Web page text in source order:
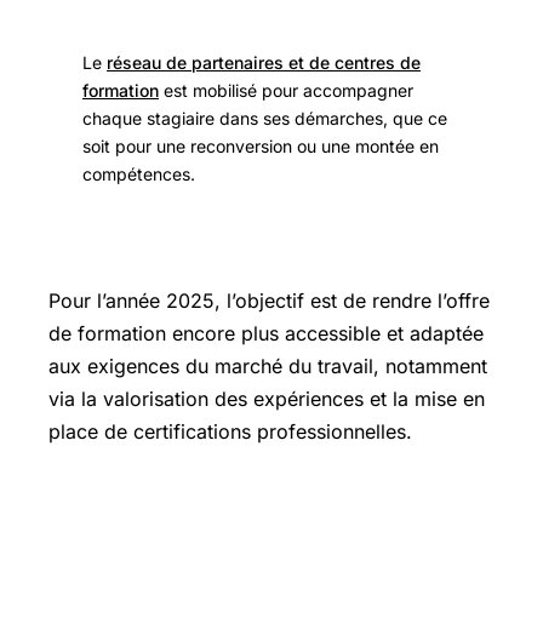
Le réseau de partenaires et de centres de
formation est mobilisé pour accompagner
chaque stagiaire dans ses démarches, que ce
soit pour une reconversion ou une montée en
compétences.
Pour l’année 2025, l’objectif est de rendre l’offre
de formation encore plus accessible et adaptée
aux exigences du marché du travail, notamment
via la valorisation des expériences et la mise en
place de certifications professionnelles.